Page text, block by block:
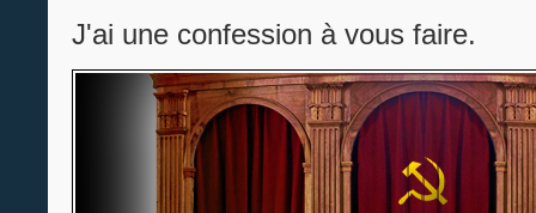
J'ai une confession à vous faire.